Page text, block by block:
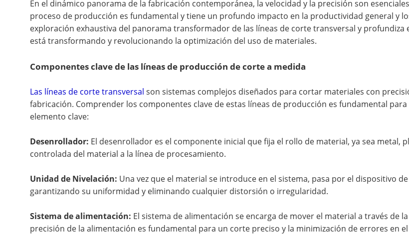
En el dinámico panorama de la fabricación contemporánea, la velocidad y la precisión son
proceso de producción es fundamental y tiene un profundo impacto en la productividad general y
exploración exhaustiva del panorama transformador de las líneas de corte transversal y profundiza
está transformando y revolucionando la optimización del uso de materiales.
Componentes clave de las líneas de producción de corte a medida
Las líneas de corte transversal son sistemas complejos diseñados para cortar materiales con
fabricación. Comprender los componentes clave de estas líneas de producción es fundamental
elemento clave:
Desenrollador: El desenrollador es el componente inicial que fija el rollo de material, ya sea
controlada del material a la línea de procesamiento.
Unidad de Nivelación: Una vez que el material se introduce en el sistema, pasa por el dispositivo
garantizando su uniformidad y eliminando cualquier distorsión o irregularidad.
Sistema de alimentación: El sistema de alimentación se encarga de mover el material a través de
precisión de la alimentación es fundamental para un corte preciso y la minimización de errores en